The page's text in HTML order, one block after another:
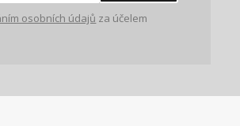
osobních údajů za účelem